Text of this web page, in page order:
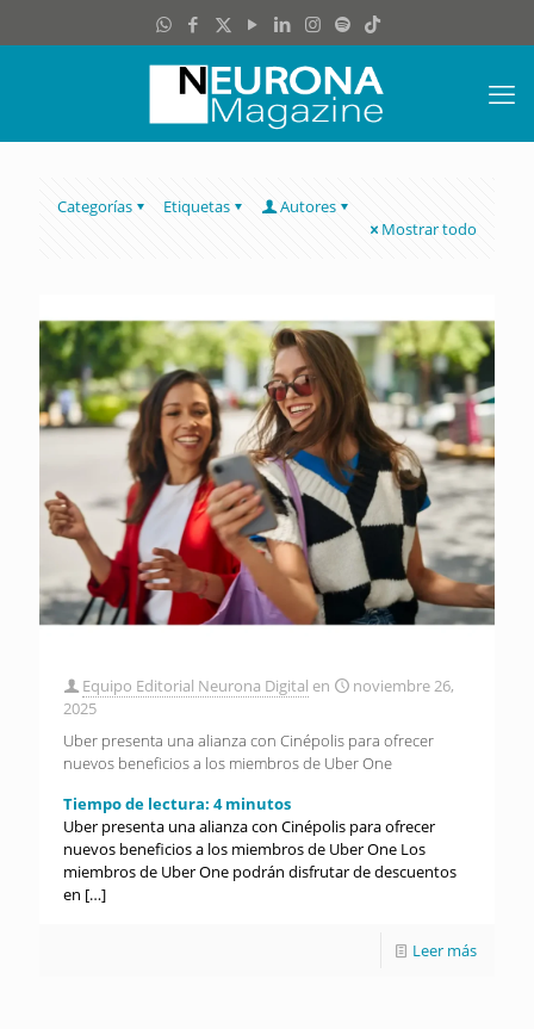
Categorías Etiquetas
Autores
Mostrar todo
Equipo Editorial Neurona Digital en
noviembre 26,
2025
Uber presenta una alianza con Cinépolis para ofrecer
nuevos beneficios a los miembros de Uber One
Tiempo de lectura: 4 minutos
Uber presenta una alianza con Cinépolis para ofrecer
nuevos beneficios a los miembros de Uber One Los
miembros de Uber One podrán disfrutar de descuentos
en […]
Leer más